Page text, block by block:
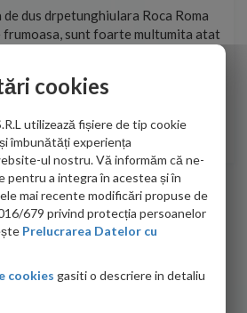
dus drpetunghiulara Roca Roma
sunt foarte multumita atat
cu care am colaborat in obtinerea
bine, va doresc!
cookies
utilizează fișiere de tip cookie
îmbunătăți experiența
ul nostru. Vă informăm că ne-
pentru a integra în acestea și în
mai recente modificări propuse de
679 privind protecția persoanelor
Prelucrarea Datelor cu
cookies gasiti o descriere in detaliu